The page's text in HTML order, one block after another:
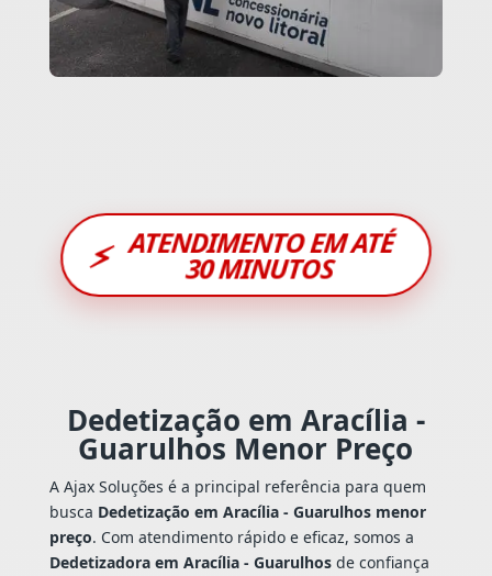
⚡ ATENDIMENTO EM ATÉ
30 MINUTOS
Dedetização em Aracília -
Guarulhos Menor Preço
A Ajax Soluções é a principal referência para quem
busca Dedetização em Aracília - Guarulhos menor
preço. Com atendimento rápido e eficaz, somos a
Dedetizadora em Aracília - Guarulhosde confiança